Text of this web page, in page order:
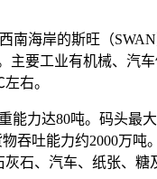
南海岸的斯旺（
主要工业有机械、汽
右。
力达80吨。码头最大
吞吐能力约2000万吨
石、汽车、纸张、糖